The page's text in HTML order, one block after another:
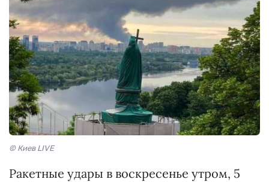
© Киев LIVE
Ракетные удары в воскресенье утром, 5